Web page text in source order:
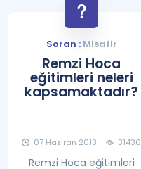
Soran :Misafir
Remzi Hoca
eğitimleri neleri
kapsamaktadır?
07 Haziran 2018 31436
Remzi Hoca eğitimleri